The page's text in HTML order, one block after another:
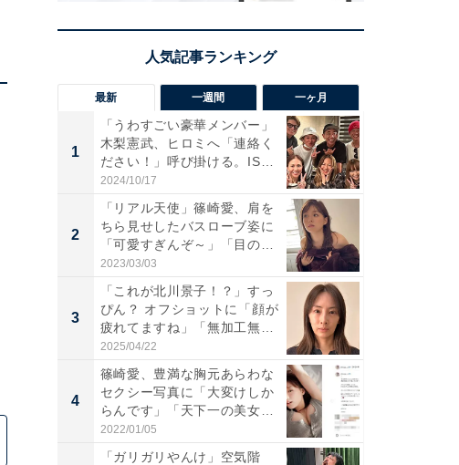
最新 一週間 一ヶ月
1
「うわすごい豪華メンバー」
木梨憲武、ヒロミへ「連絡く
ださい！」呼び掛ける。IS
S...
2024/10/17
2
「リアル天使」篠崎愛、肩を
ちら見せしたバスローブ姿に
「可愛すぎんぞ～」「目の表
情...
2023/03/03
3
「これが北川景子！？」すっ
ぴん？ オフショットに「顔が
疲れてますね」「無加工無
表...
2025/04/22
4
篠崎愛、豊満な胸元あらわな
セクシー写真に「大変けしか
らんです」「天下一の美女で
す...
2022/01/05
「ガリガリやんけ」空気階